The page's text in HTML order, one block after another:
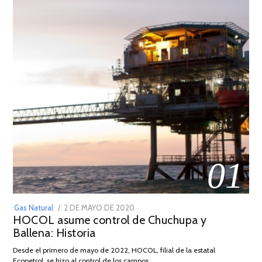
01
Gas Natural
POSTED
ON
2 DE MAYO DE 2020
DE
2026
HOCOL asume control de Chuchupa y
Ballena: Historia
Desde el primero de mayo de 2022, HOCOL, filial de la estatal